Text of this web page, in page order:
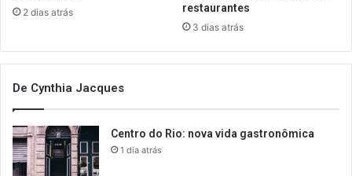
2 dias atrás
restaurantes
3 dias atrás
De Cynthia Jacques
Centro do Rio: nova vida gastronômica
1 dia atrás